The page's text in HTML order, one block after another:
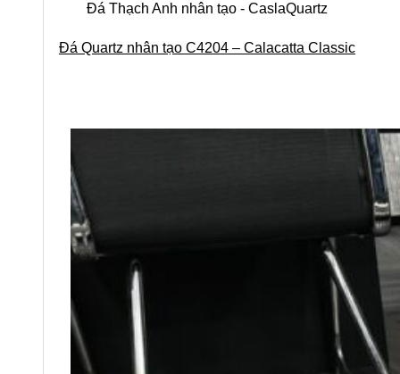
Đá Thạch Anh nhân tạo - CaslaQuartz
Đá Quartz nhân tạo C4204 – Calacatta Classic